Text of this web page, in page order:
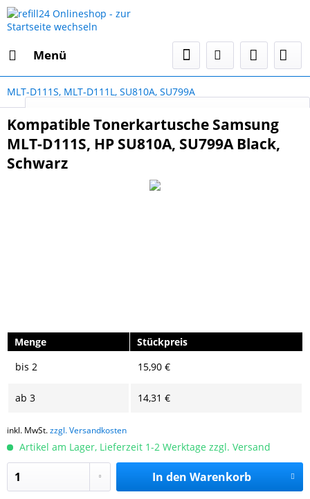
Menü
MLT-D111S, MLT-D111L, SU810A, SU799A
Kompatible Tonerkartusche Samsung
MLT-D111S, HP SU810A, SU799A Black,
Schwarz
Menge
Stückpreis
bis 2 15,90 €
ab 3 14,31 €
inkl. MwSt.zzgl. Versandkosten
Artikel am Lager, Lieferzeit 1-2 Werktage zzgl. Versand
In den Warenkorb